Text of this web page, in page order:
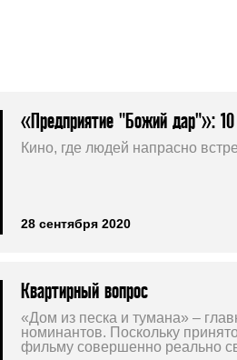
«Предприятие "Божий дар"»:
Кино, где людей напрасно
28 сентября 2020
Квартирный вопрос
«Дом из песка и тумана» –
номинантов. Поскольку
фильму совершенно реально